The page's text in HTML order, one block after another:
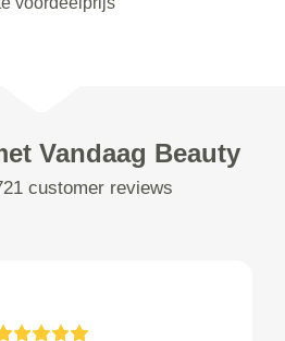
Vandaag Beauty
customer reviews